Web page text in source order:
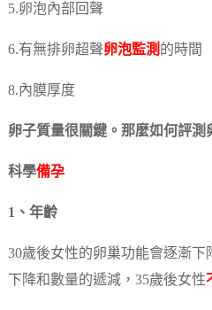
5.卵泡內部回聲
6.有無排卵超聲卵泡監測 的時間
8.內膜厚度
卵子質量很關鍵。那麼如何評測
科學備孕
1、年齡
30歲後女性的卵巢功能會逐漸
下降和數量的遞減，35歲後女性